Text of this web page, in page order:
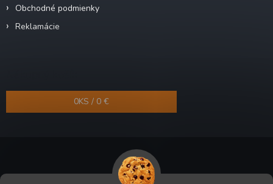
Obchodné podmienky
Reklamácie
0KS / 0 €